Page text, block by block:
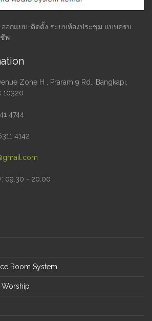
ออกแบบ-ติดตั้ง ระบบห้องประชุม แบบครบ
พ
Zone H , Praram 9 Rd., Bangkapi,
10320
4744
4142
09.30 - 20.00
Room System